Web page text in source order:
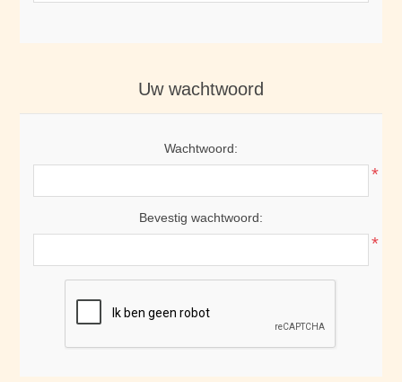
Uw wachtwoord
Wachtwoord:
*
Bevestig wachtwoord:
*